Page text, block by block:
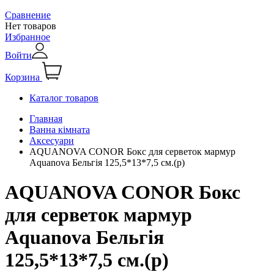
Сравнение
Нет товаров
Избранное
Войти
Корзина
Каталог товаров
Главная
Ванна кімната
Аксесуари
AQUANOVA CONOR Бокс для серветок мармур
Aquanova Бельгія 125,5*13*7,5 см.(р)
AQUANOVA CONOR Бокс
для серветок мармур
Aquanova Бельгія
125,5*13*7,5 см.(р)